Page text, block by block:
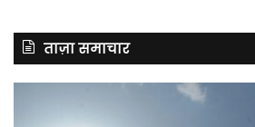
ताज़ा समाचार